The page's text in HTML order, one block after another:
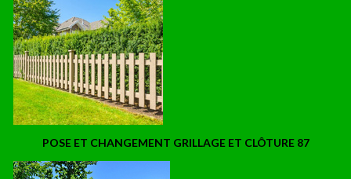
POSE ET CHANGEMENT GRILLAGE ET CLÔTURE 87